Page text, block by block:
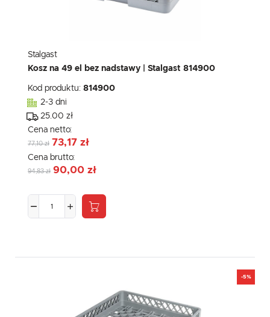
Stalgast
Kosz na 49 el bez nadstawy | Stalgast 814900
Kod produktu: 814900
2-3 dni
25.00 zł
Cena netto:
77,10 zł 73,17 zł
Cena brutto:
94,83 zł 90,00 zł
-5%